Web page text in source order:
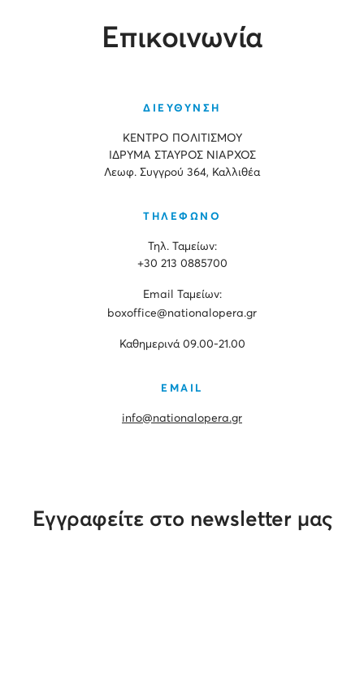
Επικοινωνία
ΔΙΕΥΘΥΝΣΗ
ΚΕΝΤΡΟ ΠΟΛΙΤΙΣΜΟΥ
ΙΔΡΥΜΑ ΣΤΑΥΡΟΣ ΝΙΑΡΧΟΣ
Λεωφ. Συγγρού 364, Καλλιθέα
ΤΗΛΕΦΩΝΟ
Τηλ. Ταμείων:
+30 213 0885700
Εmail Ταμείων:
boxoffice@nationalopera.gr
Καθημερινά 09.00-21.00
EMAIL
info@nationalopera.gr
Εγγραφείτε στο newsletter μας